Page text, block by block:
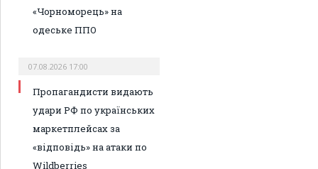
«Чорноморець» на
одеське ППО
07.08.2026 17:00
Пропагандисти видають
удари РФ по українських
маркетплейсах за
«відповідь» на атаки по
Wildberries